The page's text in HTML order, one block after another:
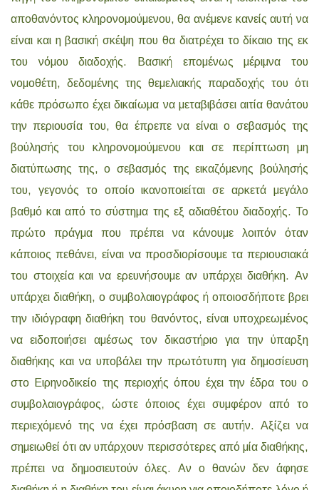
αποθανόντος κληρονομούμενου, θα ανέμενε κανείς αυτή να
είναι και η βασική σκέψη που θα διατρέχει το δίκαιο της εκ
του νόμου διαδοχής. Βασική επομένως μέριμνα του
νομοθέτη, δεδομένης της θεμελιακής παραδοχής του ότι
κάθε πρόσωπο έχει δικαίωμα να μεταβιβάσει αιτία θανάτου
την περιουσία του, θα έπρεπε να είναι ο σεβασμός της
βούλησής του κληρονομούμενου και σε περίπτωση μη
διατύπωσης της, ο σεβασμός της εικαζόμενης βούλησής
του, γεγονός το οποίο ικανοποιείται σε αρκετά μεγάλο
βαθμό και από το σύστημα της εξ αδιαθέτου διαδοχής. Το
πρώτο πράγμα που πρέπει να κάνουμε λοιπόν όταν
κάποιος πεθάνει, είναι να προσδιορίσουμε τα περιουσιακά
του στοιχεία και να ερευνήσουμε αν υπάρχει διαθήκη. Αν
υπάρχει διαθήκη, ο συμβολαιογράφος ή οποιοσδήποτε βρει
την ιδιόγραφη διαθήκη του θανόντος, είναι υποχρεωμένος
να ειδοποιήσει αμέσως τον δικαστήριο για την ύπαρξη
διαθήκης και να υποβάλει την πρωτότυπη για δημοσίευση
στο Ειρηνοδικείο της περιοχής όπου έχει την έδρα του ο
συμβολαιογράφος, ώστε όποιος έχει συμφέρον από το
περιεχόμενό της να έχει πρόσβαση σε αυτήν. Αξίζει να
σημειωθεί ότι αν υπάρχουν περισσότερες από μία διαθήκης,
πρέπει να δημοσιευτούν όλες. Αν ο θανών δεν άφησε